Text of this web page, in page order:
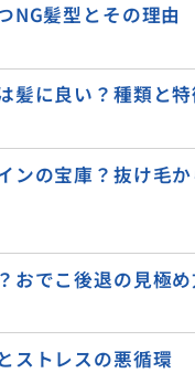
NG髪型とその理由
髪に良い？種類と
ンの宝庫？抜け毛
おでこ後退の見極め
ストレスの悪循環